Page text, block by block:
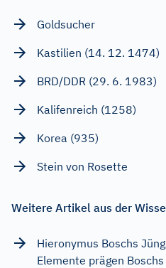
Goldsucher
Kastilien (14. 12. 1474)
BRD/DDR (29. 6. 1983)
Kalifenreich (1258)
Korea (935)
Stein von Rosette
Weitere Artikel aus der
Hieronymus Boschs
Elemente prägen